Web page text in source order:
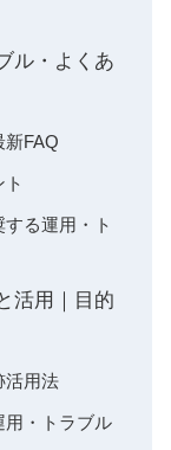
ル・よくあ
新FAQ
る運用・ト
活用｜目的
活用法
用・トラブル